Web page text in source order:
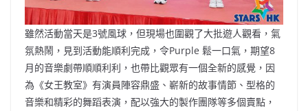
雖然活動當天是3號風球，但現場也圍觀了大批遊人觀看，氣
氛熱鬧，見到活動能順利完成，令Purple 鬆一口氣，期望8
月的音樂劇帶順順利利，也帶比觀眾有一個全新的感覺，因
為《女王教室》有演員陣容鼎盛、嶄新的故事情節、型格的
音樂和精彩的舞蹈表演，配以強大的製作團隊等多個賣點，